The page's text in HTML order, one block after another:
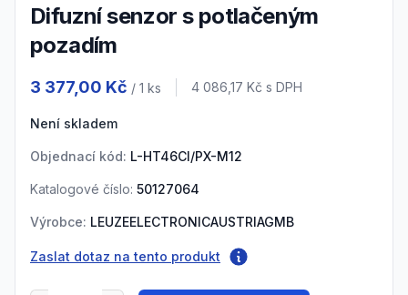
Difuzní senzor s potlačeným
pozadím
3 377,00 Kč / 1 ks Cena s DPH
4 086,17 Kč s DPH
Není skladem
Objednací kód: L-HT46CI/PX-M12
Katalogové číslo: 50127064
Výrobce: LEUZEELECTRONICAUSTRIAGMB
Zaslat dotaz na tento produkt